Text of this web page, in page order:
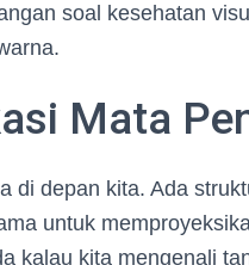
soal kesehatan
Mata
di depan kita. Ada
untuk
kalau kita mengenali